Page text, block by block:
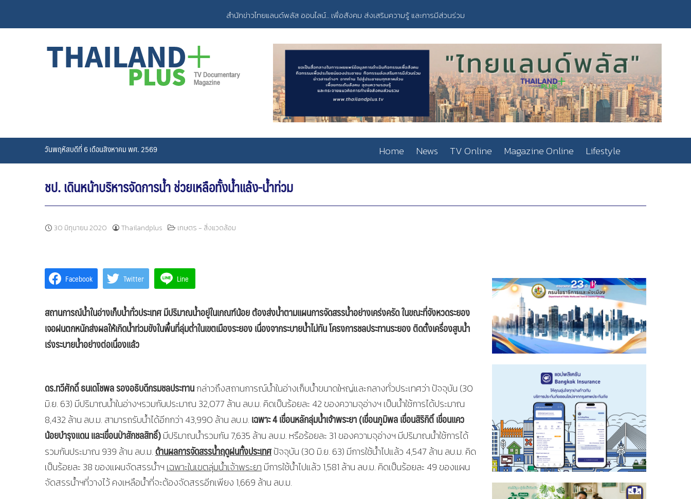
content
สำนักข่าวไทยแลนด์พลัส ออนไลน์... เพื่อสังคม ส่งเสริมความรู้ และการมีส่วนร่วม
วันพฤหัสบดีที่ 6 เดือนสิงหาคม พศ. 2569 Home News TV Online Magazine Online Lifestyle
ชป. เดินหน้าบริหารจัดการน้ำ ช่วยเหลือทั้งน้ำแล้ง-น้ำท่วม
30 มิถุนายน 2020 Thailandplus เกษตร - สิ่งแวดล้อม
Facebook Twitter Line
สถานการณ์น้ำในอ่างเก็บน้ำทั่วประเทศ มีปริมาณน้ำอยู่ในเกณฑ์น้อย ต้องส่งน้ำตามแผนการจัดสรรน้ำอย่างเคร่งครัด ในขณะที่จังหวดระยอง
เจอฝนตกหนักส่งผลให้เกิดน้ำท่วมขังในพื้นที่ลุ่มต่ำในเขตเมืองระยอง เนื่องจากระบายน้ำไม่ทัน โครงการชลประทานระยอง ติดตั้งเครื่องสูบน้ำ
เร่งระบายน้ำอย่างต่อเนื่องแล้ว
ดร.ทวีศักดิ์ ธนเดโชพล รองอธิบดีกรมชลประทานกล่าวถึงสถานการณ์น้ำในอ่างเก็บน้ำขนาดใหญ่และกลางทั่วประเทศว่า ปัจจุบัน (30
มิ.ย. 63) มีปริมาณน้ำในอ่างฯรวมกันประมาณ 32,077 ล้าน ลบ.ม. คิดเป็นร้อยละ 42 ของความจุอ่างฯ เป็นน้ำใช้การได้ประมาณ
8,432 ล้าน ลบ.ม. สามารถรับน้ำได้อีกกว่า 43,990 ล้าน ลบ.ม. เฉพาะ 4 เขื่อนหลักลุ่มน้ำเจ้าพระยา (เขื่อนภูมิพล เขื่อนสิริกิติ์ เขื่อนแคว
น้อยบำรุงแดน และเขื่อนป่าสักชลสิทธิ์)มีปริมาณน้ำรวมกัน 7,635 ล้าน ลบ.ม. หรือร้อยละ 31 ของความจุอ่างฯ มีปริมาณน้ำใช้การได้
รวมกันประมาณ 939 ล้าน ลบ.ม.ด้านผลการจัดสรรน้ำฤดูฝนทั้งประเทศปัจจุบัน (30 มิ.ย. 63) มีการใช้น้ำไปแล้ว 4,547 ล้าน ลบ.ม. คิด
เป็นร้อยละ 38 ของแผนจัดสรรน้ำฯ เฉพาะในเขตลุ่มน้ำเจ้าพระยา มีการใช้น้ำไปแล้ว 1,581 ล้าน ลบ.ม. คิดเป็นร้อยละ 49 ของแผน
จัดสรรน้ำฯที่วางไว้ คงเหลือน้ำที่จะต้องจัดสรรอีกเพียง 1,669 ล้าน ลบ.ม.